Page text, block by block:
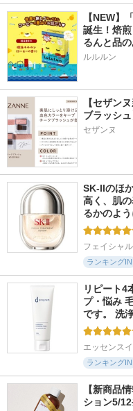
【NEW】
誕生！焙
るんと品
ルルルン
【セザン
ブラッシ
セザンヌ
SK-IIのほ
高く、肌
るかのよ
フェイシャ
ランキングIN
リピート4
プ・悩み
です。 洗
エッセンス
ランキングIN
【新商品
ション5/12